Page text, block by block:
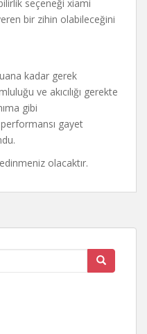
seçeneği xiami
bir zihin olabileceğini
kadar gerek
ve akıcılığı gerekte
gibi
gayet
olacaktır.